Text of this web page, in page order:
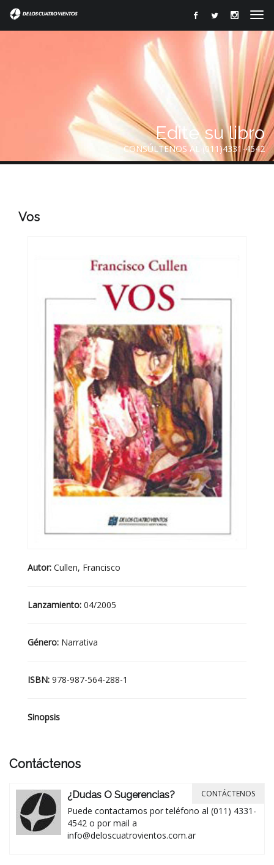
Edite su libro
CONSÚLTENOS AL (011)4331-4542
Vos
Autor: Cullen, Francisco
Lanzamiento: 04/2005
Género: Narrativa
ISBN: 978-987-564-288-1
Sinopsis
Contáctenos
¿Dudas O Sugerencias?
Puede contactarnos por teléfono al (011) 4331-
4542 o por mail a
info@deloscuatrovientos.com.ar
CONTÁCTENOS